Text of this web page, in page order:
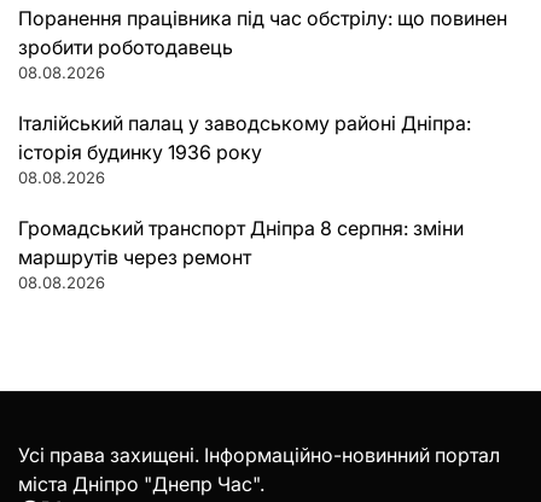
Поранення працівника під час обстрілу: що повинен
зробити роботодавець
08.08.2026
Італійський палац у заводському районі Дніпра:
історія будинку 1936 року
08.08.2026
Громадський транспорт Дніпра 8 серпня: зміни
маршрутів через ремонт
08.08.2026
Усі права захищені. Інформаційно-новинний портал
міста Дніпро "Днепр Час".